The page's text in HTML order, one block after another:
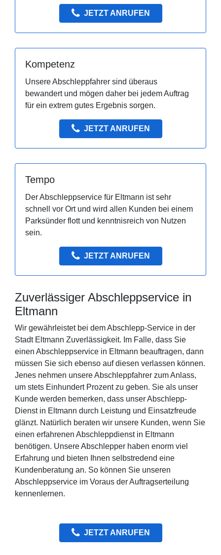
JETZT ANRUFEN
Kompetenz
Unsere Abschleppfahrer sind überaus
bewandert und mögen daher bei jedem Auftrag
für ein extrem gutes Ergebnis sorgen.
JETZT ANRUFEN
Tempo
Der Abschleppservice für Eltmann ist sehr
schnell vor Ort und wird allen Kunden bei einem
Parksünder flott und kenntnisreich von Nutzen
sein.
JETZT ANRUFEN
Zuverlässiger Abschleppservice in
Eltmann
Wir gewährleistet bei dem Abschlepp-Service in der
Stadt Eltmann Zuverlässigkeit. Im Falle, dass Sie
einen Abschleppservice in Eltmann beauftragen, dann
müssen Sie sich ebenso auf diesen verlassen können.
Jenes nehmen unsere Abschleppfahrer zum Anlass,
um stets Einhundert Prozent zu geben. Sie als unser
Kunde werden bemerken, dass unser Abschlepp-
Dienst in Eltmann durch Leistung und Einsatzfreude
glänzt. Natürlich beraten wir unsere Kunden, wenn Sie
einen erfahrenen Abschleppdienst in Eltmann
benötigen. Unsere Abschlepper haben enorm viel
Erfahrung und bieten Ihnen selbstredend eine
Kundenberatung an. So können Sie unseren
Abschleppservice im Voraus der Auftragserteilung
kennenlernen.
JETZT ANRUFEN